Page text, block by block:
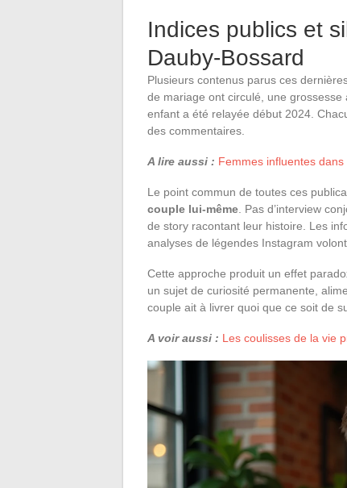
Indices publics et
Dauby-Bossard
Plusieurs contenus parus ces
de mariage ont circulé, une
enfant a été relayée début 2024.
des commentaires.
A lire aussi : Femmes influentes
Le point commun de toutes ces
couple lui-même . Pas d’interview
de story racontant leur histoire. Les
analyses de légendes Instagram
Cette approche produit un effet
un sujet de curiosité permanente,
couple ait à livrer quoi que ce soit de
A voir aussi : Les coulisses de la vie